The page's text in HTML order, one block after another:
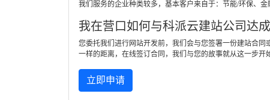
我们服务的企业种类较多，基本客户来自于：节能/环保、
我在营口如何与科派云建站公司达成
您委托我们进行网站开发前，我们会与您签署一份建站合
一样的距离，在线签订合同，我们与您的故事就从这一步开
立即申请